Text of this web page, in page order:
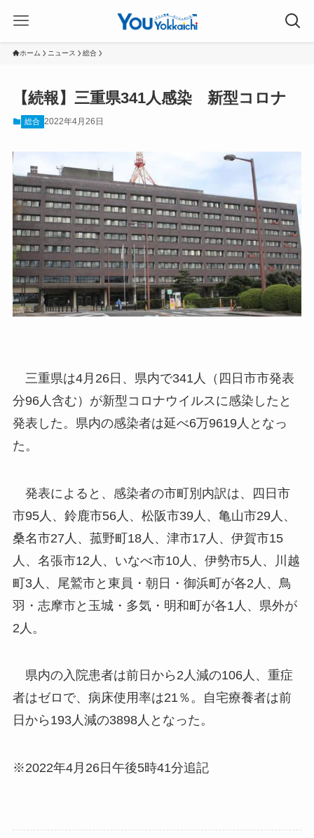
ホーム ニュース 総合
【続報】三重県341人感染 新型コロナ
総合 2022年4月26日
三重県は4月26日、県内で341人（四日市市発表
分96人含む）が新型コロナウイルスに感染したと
発表した。県内の感染者は延べ6万9619人となっ
た。
発表によると、感染者の市町別内訳は、四日市
市95人、鈴鹿市56人、松阪市39人、亀山市29人、
桑名市27人、菰野町18人、津市17人、伊賀市15
人、名張市12人、いなべ市10人、伊勢市5人、川越
町3人、尾鷲市と東員・朝日・御浜町が各2人、鳥
羽・志摩市と玉城・多気・明和町が各1人、県外が
2人。
県内の入院患者は前日から2人減の106人、重症
者はゼロで、病床使用率は21％。自宅療養者は前
日から193人減の3898人となった。
※2022年4月26日午後5時41分追記